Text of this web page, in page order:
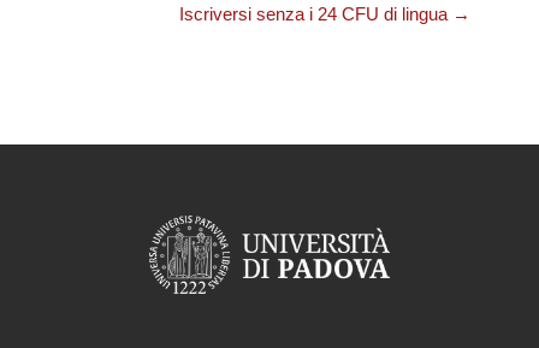
Iscriversi senza i 24 CFU di lingua →